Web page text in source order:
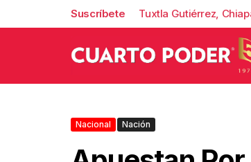
Suscríbete Tuxtla Gutiérrez,
Nacional Nación